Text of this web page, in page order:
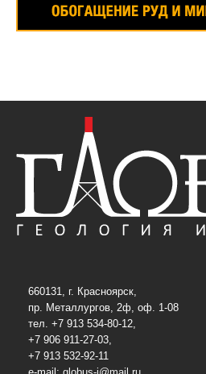
660131, г. Красноярск,
пр. Металлургов, 2ф, оф. 1-08
тел. +7 913 534-80-12,
+7 906 911-27-03,
+7 913 532-92-11